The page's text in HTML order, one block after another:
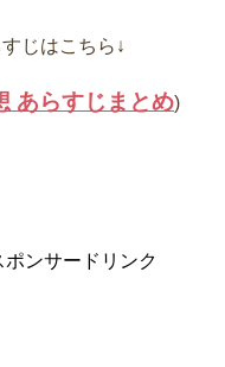
じはこちら↓
あらすじまとめ)
ポンサードリンク